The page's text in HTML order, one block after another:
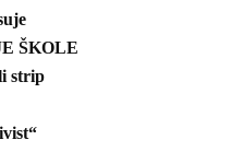
ŠKOLE
strip